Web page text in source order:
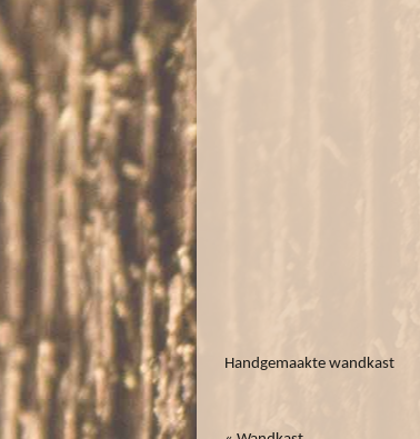
Handgemaakte wandkast